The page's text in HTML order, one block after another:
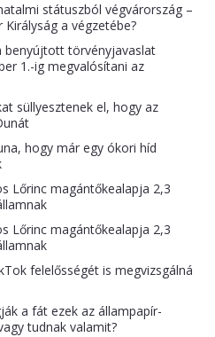
státuszból végvárország –
a végzetébe?
benyújtott törvényjavaslat
1.-ig megvalósítani az
süllyesztenek el, hogy az
hogy már egy ókori híd
Lőrinc magántőkealapja 2,3
Lőrinc magántőkealapja 2,3
felelősségét is megvizsgálná
a fát ezek az állampapír-
tudnak valamit?